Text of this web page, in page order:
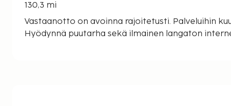
130,3 mi
Vastaanotto on avoinna rajoitetusti. Palveluihin
Hyödynnä puutarha sekä ilmainen langaton